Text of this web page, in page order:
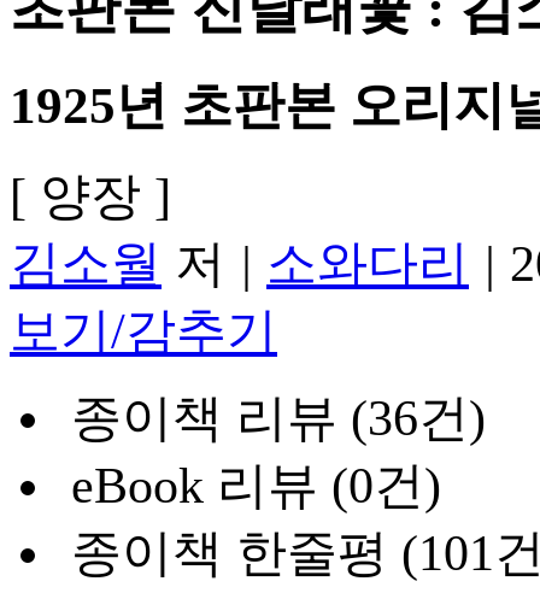
1925년 초판본 오리지
[ 양장 ]
김소월 저 | 소와다리 |
보기/감추기
종이책 리뷰 (36건)
eBook 리뷰 (0건)
종이책 한줄평 (101